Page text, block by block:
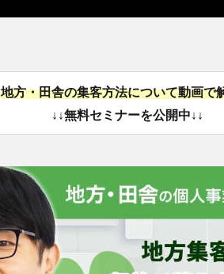
地方・田舎の集客方法について動画で
↓↓無料セミナーを公開中↓↓